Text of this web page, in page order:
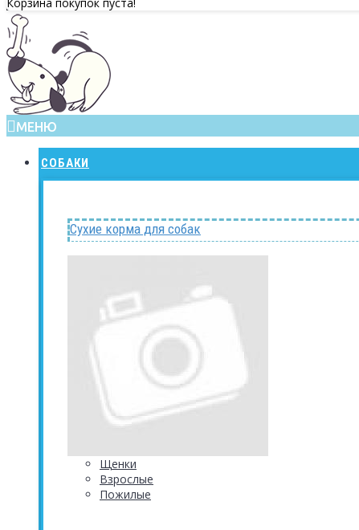
МЕНЮ
СОБАКИ
Сухие корма для собак
Щенки
Взрослые
Пожилые